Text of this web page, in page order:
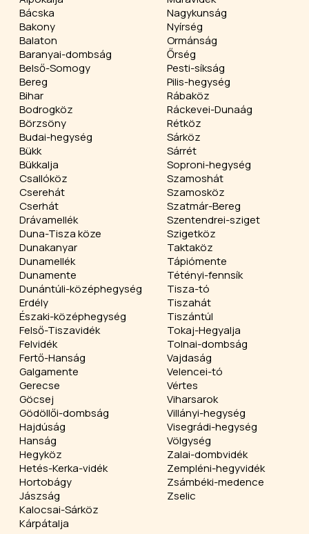
Bácska
Bakony
Balaton
Baranyai-dombság
Belső-Somogy
Bereg
Bihar
Bodrogköz
Börzsöny
Budai-hegység
Bükk
Bükkalja
Csallóköz
Cserehát
Cserhát
Drávamellék
Duna-Tisza köze
Dunakanyar
Dunamellék
Dunamente
Dunántúli-középhegység
Erdély
Északi-középhegység
Felső-Tiszavidék
Felvidék
Fertő-Hanság
Galgamente
Gerecse
Göcsej
Gödöllői-dombság
Hajdúság
Hanság
Hegyköz
Hetés-Kerka-vidék
Hortobágy
Jászság
Kalocsai-Sárköz
Kárpátalja
Nagykunság
Nyírség
Ormánság
Őrség
Pesti-síkság
Pilis-hegység
Rábaköz
Ráckevei-Dunaág
Rétköz
Sárköz
Sárrét
Soproni-hegység
Szamoshát
Szamosköz
Szatmár-Bereg
Szentendrei-sziget
Szigetköz
Taktaköz
Tápiómente
Tétényi-fennsík
Tisza-tó
Tiszahát
Tiszántúl
Tokaj-Hegyalja
Tolnai-dombság
Vajdaság
Velencei-tó
Vértes
Viharsarok
Villányi-hegység
Visegrádi-hegység
Völgység
Zalai-dombvidék
Zempléni-hegyvidék
Zsámbéki-medence
Zselic